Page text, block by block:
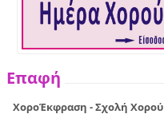
Επαφή
ΧοροΈκφραση - Σχολή Χορού